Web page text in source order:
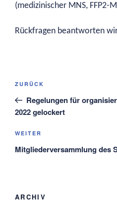
(medizinischer MNS, FFP2-
Rückfragen beantworten
Beitragsnavigation
Vorheriger
Beitrag
ZURÜCK
Regelungen für
2022 gelockert
Nächster
Beitrag
WEITER
Mitgliederversammlung des
ARCHIV